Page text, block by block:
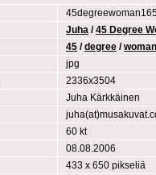
Juha /45 Degree
45 /degree /woman
jpg
2336x3504
Juha Kärkkäinen
60 kt
08.08.2006
433 x 650 pikseliä